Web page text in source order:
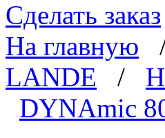
Сделать заказ
На главную
LANDE /
DYNAmic